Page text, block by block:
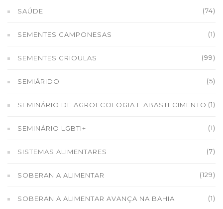
SAÚDE (74)
SEMENTES CAMPONESAS (1)
SEMENTES CRIOULAS (99)
SEMIÁRIDO (5)
SEMINÁRIO DE AGROECOLOGIA E ABASTECIMENTO (1)
SEMINÁRIO LGBTI+ (1)
SISTEMAS ALIMENTARES (7)
SOBERANIA ALIMENTAR (129)
SOBERANIA ALIMENTAR AVANÇA NA BAHIA (1)